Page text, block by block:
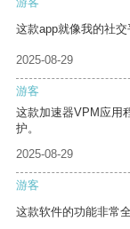
这款app就像我的社
2025-08-29
游客
这款加速器VPM应用
护。
2025-08-29
游客
这款软件的功能非常